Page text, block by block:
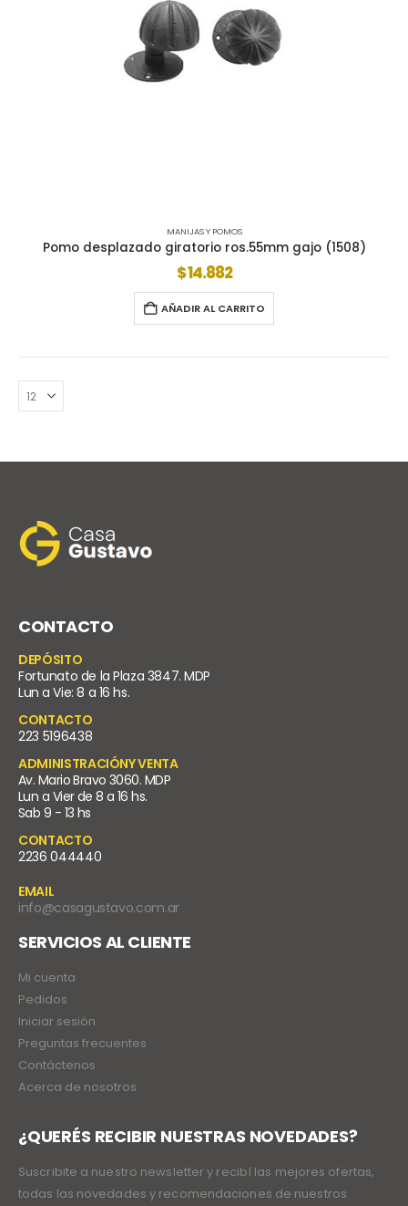
MANIJAS Y POMOS
Pomo desplazado giratorio ros.55mm gajo (1508)
$14.882
AÑADIR AL CARRITO
CONTACTO
DEPÓSITO
Fortunato de la Plaza 3847. MDP
Lun a Vie: 8 a 16 hs.
CONTACTO
223 5196438
ADMINISTRACIÓNY VENTA
Av. Mario Bravo 3060. MDP
Lun a Vier de 8 a 16 hs.
Sab 9 - 13 hs
CONTACTO
2236 044440
EMAIL
info@casagustavo.com.ar
SERVICIOS AL CLIENTE
Mi cuenta
Pedidos
Iniciar sesión
Preguntas frecuentes
Contáctenos
Acerca de nosotros
¿QUERÉS RECIBIR NUESTRAS NOVEDADES?
Suscribite a nuestro newsletter y recibí las mejores ofertas,
todas las novedades y recomendaciones de nuestros